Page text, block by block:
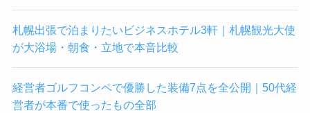
札幌出張で泊まりたいビジネスホテル3軒｜札幌観光大使
が大浴場・朝食・立地で本音比較
経営者ゴルフコンペで優勝した装備7点を全公開｜50代経
営者が本番で使ったもの全部